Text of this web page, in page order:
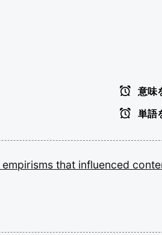
意味
単語
empirisms that influenced